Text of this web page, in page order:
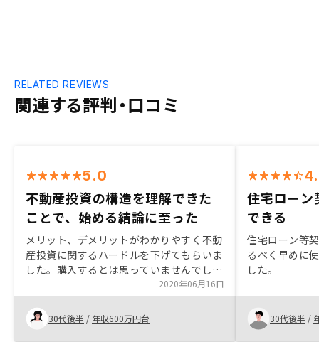
関連する評判・口コミ
RELATED REVIEWS
5.0
不動産投資の構造を理解できた
ことで、始める結論に至った
メリット、デメリットがわかりやすく不動
産投資に関するハードルを下げてもらいま
した。購入するとは思っていませんでした
が、始めない理由もないな、と考えを改め
1カ月以内に投資開始に至りました。
2020年06月16日
30代後半 / 年収600万円台
住宅ローン
できる
住宅ローン等
るべく早めに
した。
30代後半 /